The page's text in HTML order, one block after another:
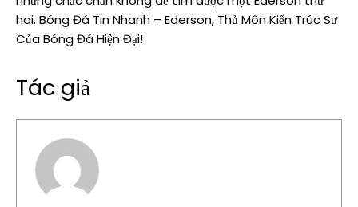
hai. Bóng Đá Tin Nhanh – Ederson, Thủ Môn Kiến Trúc Sư
Của Bóng Đá Hiện Đại!
Tác giả